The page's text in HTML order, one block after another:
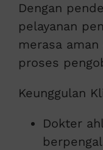
Dengan
pelayanan
merasa
proses
Keunggulan
Dokter